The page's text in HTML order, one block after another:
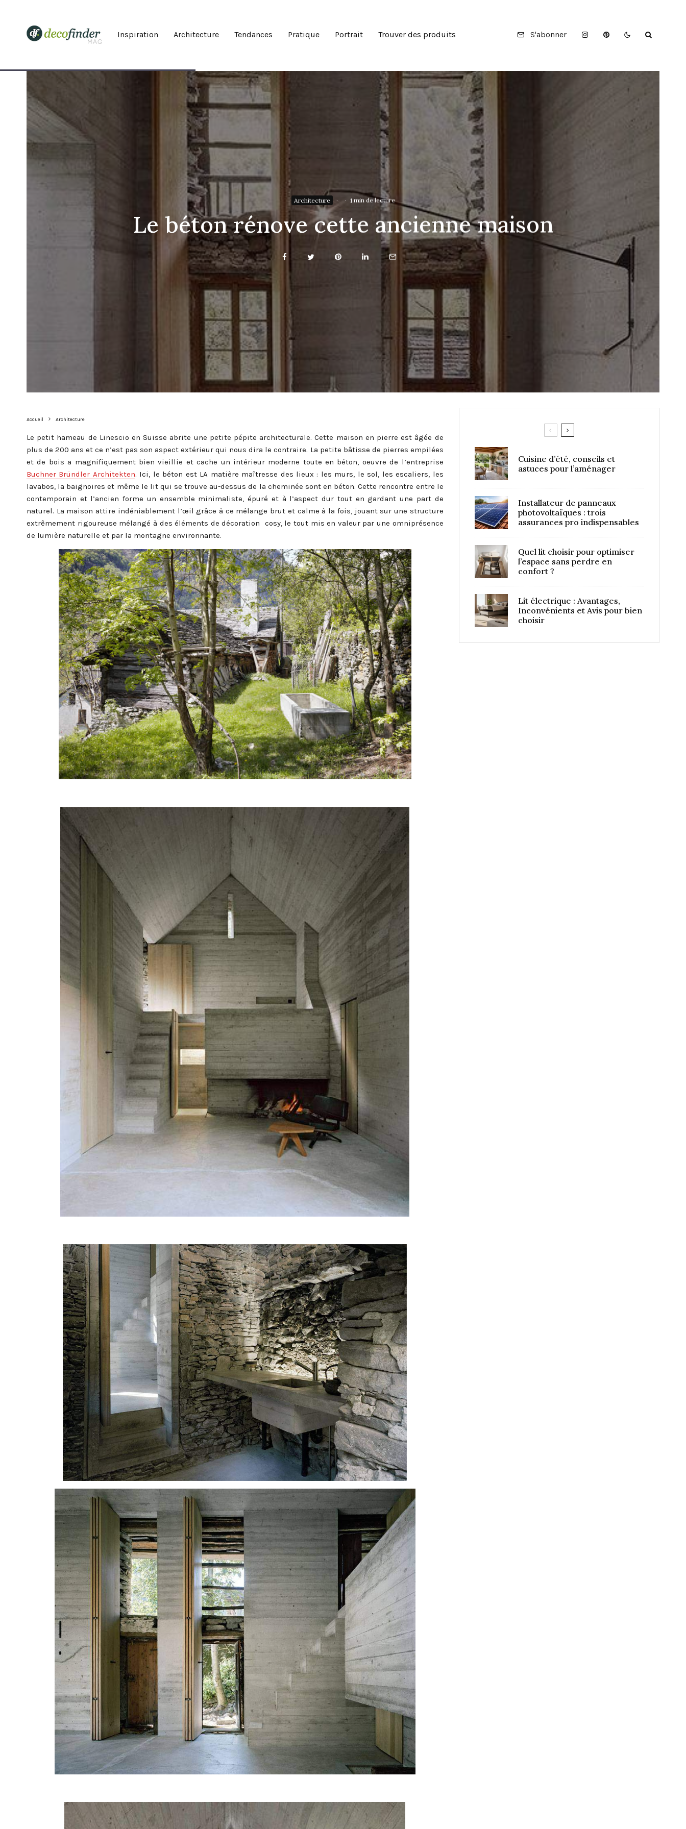
Inspiration Architecture Tendances Pratique Portrait Trouver des produits S'abonner
Architecture · · 1 min de lecture
Le béton rénove cette ancienne maison
Accueil Architecture
Le petit hameau de Linescio en Suisse abrite une petite pépite architecturale. Cette maison en pierre est âgée de
plus de 200 ans et ce n’est pas son aspect extérieur qui nous dira le contraire. La petite bâtisse de pierres empilées
et de bois a magnifiquement bien vieillie et cache un intérieur moderne toute en béton, oeuvre de l’entreprise
Buchner Bründler Architekten. Ici, le béton est LA matière maîtresse des lieux : les murs, le sol, les escaliers, les
lavabos, la baignoires et même le lit qui se trouve au-dessus de la cheminée sont en béton. Cette rencontre entre le
contemporain et l’ancien forme un ensemble minimaliste, épuré et à l’aspect dur tout en gardant une part de
naturel. La maison attire indéniablement l’œil grâce à ce mélange brut et calme à la fois, jouant sur une structure
extrêmement rigoureuse mélangé à des éléments de décoration cosy, le tout mis en valeur par une omniprésence
de lumière naturelle et par la montagne environnante.
Cuisine d’été, conseils et
astuces pour l’aménager
Installateur de panneaux
photovoltaïques : trois
assurances pro indispensables
Quel lit choisir pour optimiser
l’espace sans perdre en
confort ?
Lit électrique : Avantages,
Inconvénients et Avis pour bien
choisir